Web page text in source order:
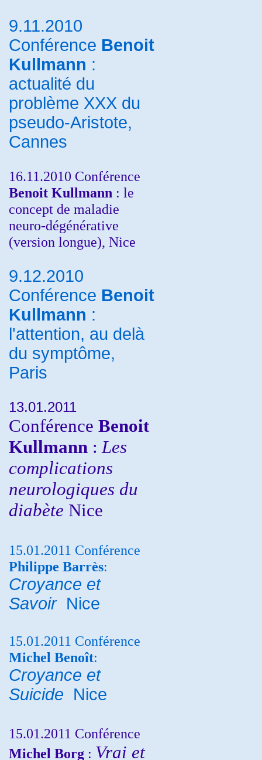
9.11.2010
Conférence Benoit
Kullmann :
actualité du
problème XXX du
pseudo-Aristote,
Cannes
16.11.2010 Conférence
Benoit Kullmann : le
concept de maladie
neuro-dégénérative
(version longue), Nice
9.12.2010
Conférence Benoit
Kullmann :
l'attention, au delà
du symptôme,
Paris
13.01.2011
Conférence Benoit
Kullmann : Les
complications
neurologiques du
diabète Nice
15.01.2011 Conférence
Philippe Barrès:
Croyance et
Savoir Nice
15.01.2011 Conférence
Michel Benoît:
Croyance et
Suicide Nice
15.01.2011 Conférence
Michel Borg : Vrai et